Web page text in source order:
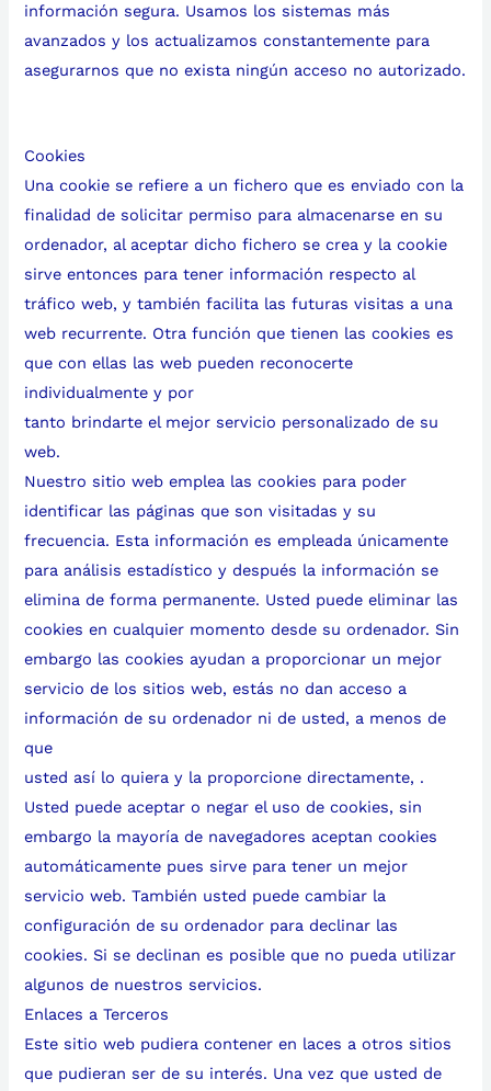
información segura. Usamos los sistemas más
avanzados y los actualizamos constantemente para
asegurarnos que no exista ningún acceso no autorizado.
Cookies
Una cookie se refiere a un fichero que es enviado con la
finalidad de solicitar permiso para almacenarse en su
ordenador, al aceptar dicho fichero se crea y la cookie
sirve entonces para tener información respecto al
tráfico web, y también facilita las futuras visitas a una
web recurrente. Otra función que tienen las cookies es
que con ellas las web pueden reconocerte
individualmente y por
tanto brindarte el mejor servicio personalizado de su
web.
Nuestro sitio web emplea las cookies para poder
identificar las páginas que son visitadas y su
frecuencia. Esta información es empleada únicamente
para análisis estadístico y después la información se
elimina de forma permanente. Usted puede eliminar las
cookies en cualquier momento desde su ordenador. Sin
embargo las cookies ayudan a proporcionar un mejor
servicio de los sitios web, estás no dan acceso a
información de su ordenador ni de usted, a menos de
que
usted así lo quiera y la proporcione directamente, .
Usted puede aceptar o negar el uso de cookies, sin
embargo la mayoría de navegadores aceptan cookies
automáticamente pues sirve para tener un mejor
servicio web. También usted puede cambiar la
configuración de su ordenador para declinar las
cookies. Si se declinan es posible que no pueda utilizar
algunos de nuestros servicios.
Enlaces a Terceros
Este sitio web pudiera contener en laces a otros sitios
que pudieran ser de su interés. Una vez que usted de